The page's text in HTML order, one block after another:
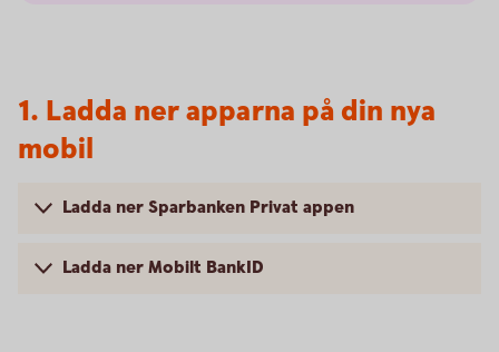
1. Ladda ner apparna på din nya
mobil
Ladda ner Sparbanken Privat appen
Ladda ner Mobilt BankID